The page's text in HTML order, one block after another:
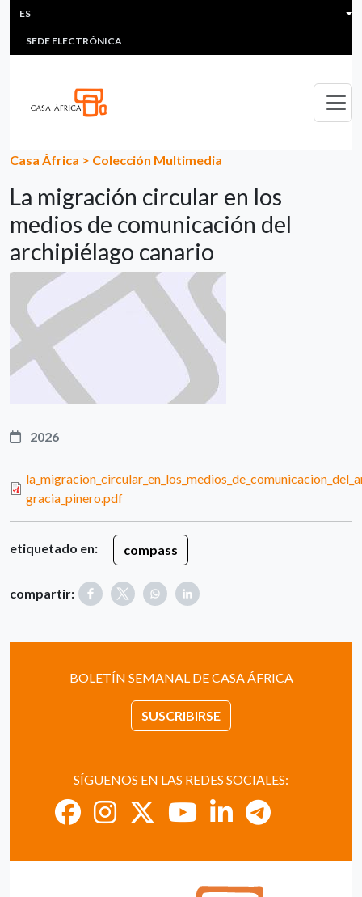
Pasar al contenido principal
HEADER MENU
MULTIMEDIA
SEDE ELECTRÓNICA
ES
Casa África > Colección Multimedia
La migración circular en los
medios de comunicación del
archipiélago canario
2026
gracia_pinero.pdf
etiquetado en: compass
compartir:
BOLETÍN SEMANAL DE CASA ÁFRICA
SUSCRIBIRSE
SÍGUENOS EN LAS REDES SOCIALES: